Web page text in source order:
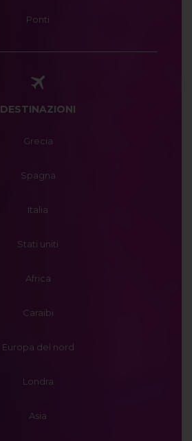
Ponti
DESTINAZIONI
Grecia
Spagna
Italia
Stati uniti
Africa
Caraibi
Europa del nord
Londra
Asia